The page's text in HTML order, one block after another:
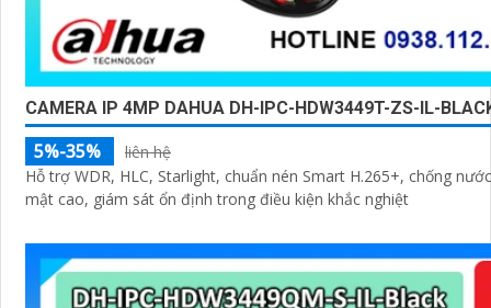
CAMERA IP 4MP DAHUA DH-IPC-HDW3449T-ZS-IL-
5%-35%
liên hệ
Hỗ trợ WDR, HLC, Starlight, chuẩn nén Smart H.265+, chống
mật cao, giám sát ổn định trong điều kiện khắc nghiệt